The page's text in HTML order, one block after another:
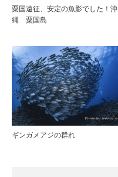
粟国遠征、安定の魚影でした！沖
縄 粟国島
ギンガメアジの群れ